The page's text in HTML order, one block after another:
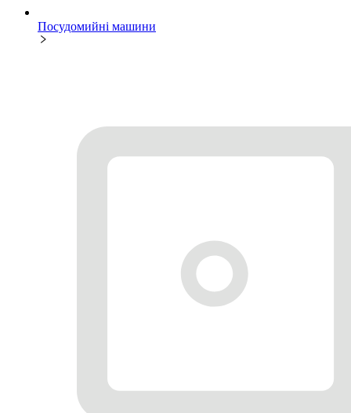
Посудомийні машини